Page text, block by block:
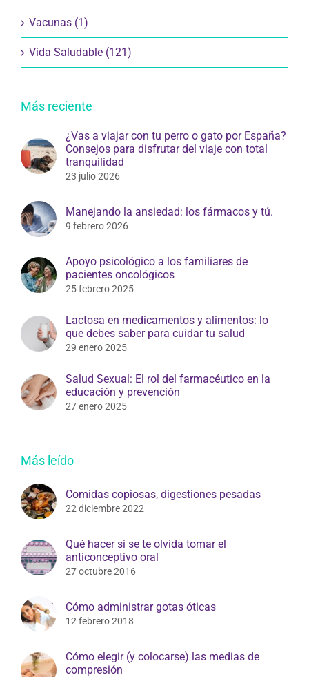
Vacunas (1)
Vida Saludable (121)
Más reciente
¿Vas a viajar con tu perro o gato por España?
Consejos para disfrutar del viaje con total
tranquilidad
23 julio 2026
Manejando la ansiedad: los fármacos y tú.
9 febrero 2026
Apoyo psicológico a los familiares de
pacientes oncológicos
25 febrero 2025
Lactosa en medicamentos y alimentos: lo
que debes saber para cuidar tu salud
29 enero 2025
Salud Sexual: El rol del farmacéutico en la
educación y prevención
27 enero 2025
Más leído
Comidas copiosas, digestiones pesadas
22 diciembre 2022
Qué hacer si se te olvida tomar el
anticonceptivo oral
27 octubre 2016
Cómo administrar gotas óticas
12 febrero 2018
Cómo elegir (y colocarse) las medias de
compresión